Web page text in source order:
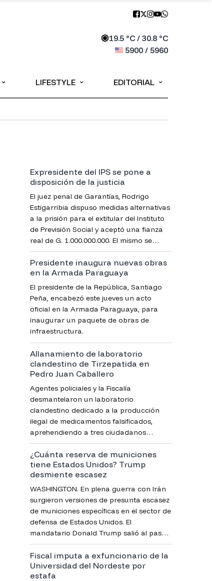
19.5°C / 30.8°C
5900/ 5960
⌄ LIFESTYLE ⌄ EDITORIAL ⌄
Expresidente del IPS se pone a
disposición de la justicia
El juez penal de Garantías, Rodrigo
Estigarribia dispuso medidas alternativas
a la prisión para el extitular del Instituto
de Previsión Social y aceptó una fianza
real de G. 1.000.000.000. El mismo se
encuentra imputado por lesión de
confianza.
Presidente inaugura nuevas obras
en la Armada Paraguaya
El presidente de la República, Santiago
Peña, encabezó este jueves un acto
oficial en la Armada Paraguaya, para
inaugurar un paquete de obras de
infraestructura.
Allanamiento de laboratorio
clandestino de Tirzepatida en
Pedro Juan Caballero
Agentes policiales y la Fiscalía
desmantelaron un laboratorio
clandestino dedicado a la producción
ilegal de medicamentos falsificados,
aprehendiendo a tres ciudadanos
brasileños e incautando evidencias clave.
El producto era comercializado en un
reconocido centro comercial de la zona.
¿Cuánta reserva de municiones
tiene Estados Unidos? Trump
desmiente escasez
WASHINGTON. En plena guerra con Irán
surgieron versiones de presunta escasez
de municiones específicas en el sector de
defensa de Estados Unidos. El
mandatario Donald Trump salió al paso
de publicaciones que sugieren
limitaciones.
Fiscal imputa a exfuncionario de la
Universidad del Nordeste por
estafa